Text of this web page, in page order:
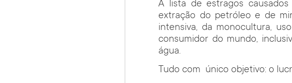
A lista de estragos
extração do petróleo e de
intensiva, da monocultura,
consumidor do mundo,
água.
Tudo com único objetivo: o